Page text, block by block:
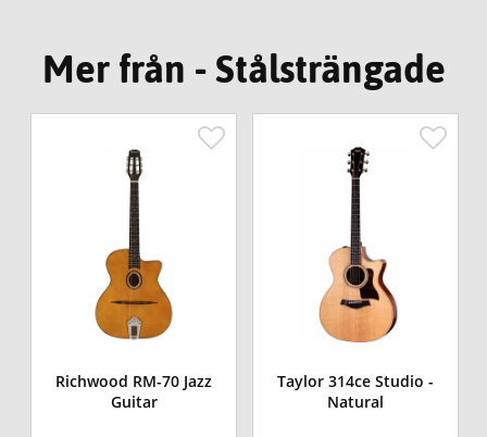
Mer från - Stålsträngade
Richwood RM-70 Jazz
Guitar
Taylor 314ce Studio -
Natural